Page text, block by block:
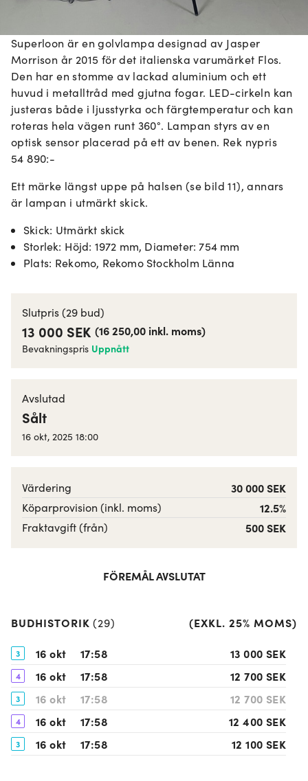
Superloon är en golvlampa designad av Jasper
Morrison år 2015 för det italienska varumärket Flos.
Den har en stomme av lackad aluminium och ett
huvud i metalltråd med gjutna fogar. LED-cirkeln kan
justeras både i ljusstyrka och färgtemperatur och kan
roteras hela vägen runt 360°. Lampan styrs av en
optisk sensor placerad på ett av benen. Rek nypris
54 890:-
Ett märke längst uppe på halsen (se bild 11), annars
är lampan i utmärkt skick.
Skick: Utmärkt skick
Storlek: Höjd: 1972 mm, Diameter: 754 mm
Plats: Rekomo, Rekomo Stockholm Länna
Slutpris(29 bud)
13 000 SEK (16 250,00 inkl. moms)
Bevakningspris Uppnått
Avslutad
Sålt
16 okt, 2025 18:00
Värdering 30 000 SEK
Köparprovision (inkl. moms) 12.5%
Fraktavgift (från) 500 SEK
FÖREMÅL AVSLUTAT
BUDHISTORIK (29) (EXKL. 25% MOMS)
3 16 okt 17:58 13 000 SEK
4 16 okt 17:58 12 700 SEK
3 16 okt 17:58 12 700 SEK
4 16 okt 17:58 12 400 SEK
3 16 okt 17:58 12 100 SEK